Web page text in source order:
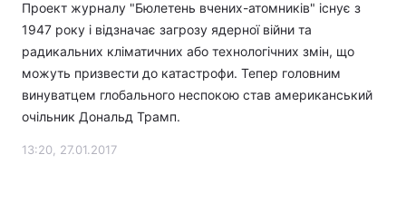
Проект журналу "Бюлетень вчених-атомників" існує з
1947 року і відзначає загрозу ядерної війни та
радикальних кліматичних або технологічних змін, що
можуть призвести до катастрофи. Тепер головним
винуватцем глобального неспокою став американський
очільник Дональд Трамп.
13:20, 27.01.2017